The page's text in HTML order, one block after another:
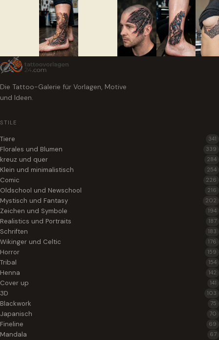
Die Tattoo-Galerie für Vorlagen, Motive
und Ideen.
STILE
Tiere 341
Florales und Blumen 339
kreuz und quer 284
Klein und minimalistisch 254
Comic 226
Oldschool und Newschool 216
Mystisch und Fantasy 202
Zeichen und Symbole 194
Realistics und Portraits 187
Schriften 183
Wikinger und Celtic 176
Horror 159
Tribal 154
Henna 142
Cover up 141
3D 103
Blackwork 75
Japanisch 70
Fineline 69
Mandala 67